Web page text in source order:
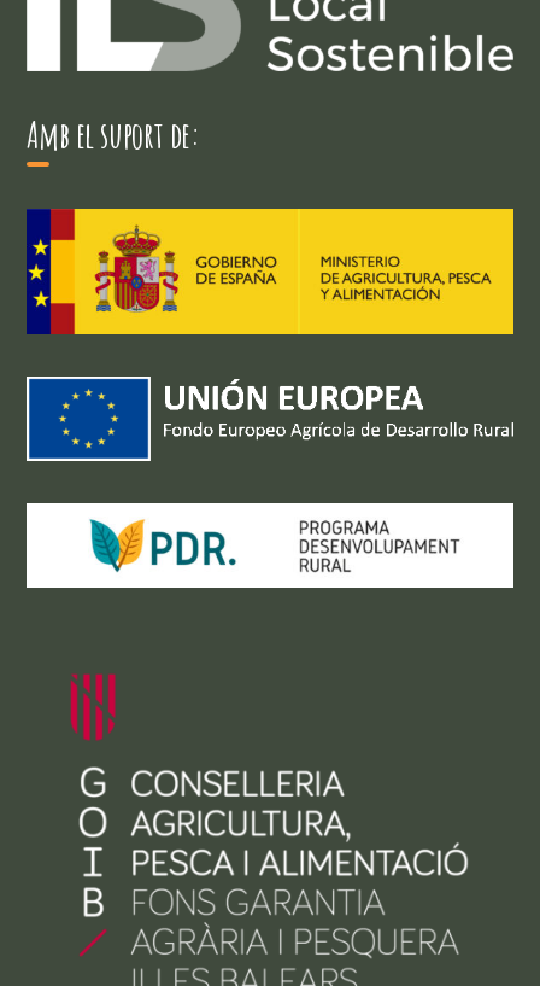
Amb el suport de: